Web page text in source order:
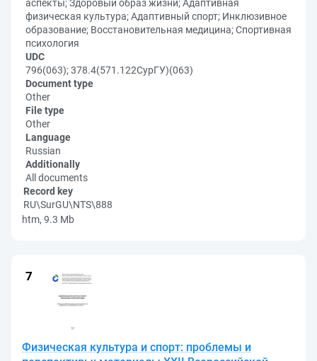
аспекты; Здоровый образ жизни; Адаптивная
физическая культура; Адаптивный спорт; Инклюзивное
образование; Восстановительная медицина; Спортивная
психология
UDC
796(063); 378.4(571.122СурГУ)(063)
Document type
Other
File type
Other
Language
Russian
Additionally
All documents
Record key
RU\SurGU\NTS\888
htm, 9.3 Mb
Физическая культура и спорт: проблемы и